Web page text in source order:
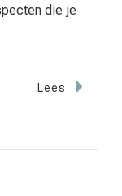
die je
Lees